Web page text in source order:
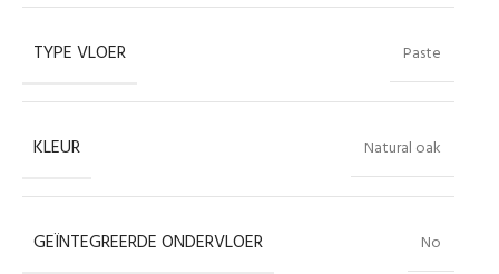
TYPE VLOER Paste
KLEUR Natural oak
GEÏNTEGREERDE ONDERVLOER No